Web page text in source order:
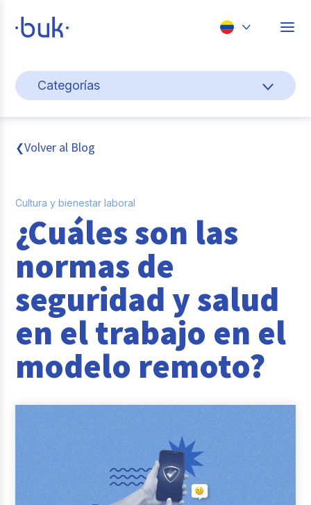
Perú
Categorías
Cultura y bienestar laboral
Gestión de personas
Pago de nómina
Buk
Transformación digital
Tendencias y Data
Reclutamiento y Selección
Casos de éxito
Entrevistas
❮Volver al Blog
Cultura y bienestar laboral
¿Cuáles son las
normas de
seguridad y salud
en el trabajo en el
modelo remoto?